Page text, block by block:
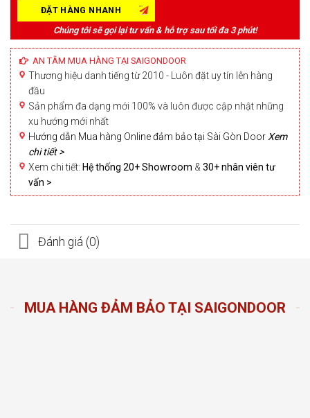
Chúng tôi sẽ gọi lại tư vấn & hỗ trợ sau tối đa 3 phút!
AN TÂM MUA HÀNG TẠI SAIGONDOOR
Thương hiệu danh tiếng từ 2010 - Luôn đặt uy tín lên hàng
đầu
Sản phẩm đa dạng mới 100% và luôn được cập nhật những
xu hướng mới nhất
Hướng dẫn Mua hàng Online đảm bảo tại Sài Gòn Door Xem
chi tiết >
Xem chi tiết: Hệ thống 20+ Showroom & 30+ nhân viên tư
vấn >
Đánh giá (0)
MUA HÀNG ĐẢM BẢO TẠI SAIGONDOOR